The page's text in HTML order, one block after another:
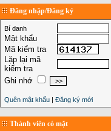
Đăng nhập/Đăng ký
Bí danh
Mật khẩu
Mã kiểm tra
Lặp lại mã
kiểm tra
Ghi nhớ
Quên mật khẩu | Đăng ký mới
Thành viên có mặt